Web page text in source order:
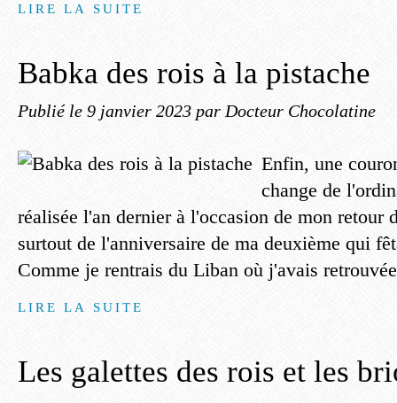
LIRE LA SUITE
Babka des rois à la pistache
Publié le 9 janvier 2023 par Docteur Chocolatine
Enfin, une
change de
réalisée l'an dernier à l'occasion de mon retour
surtout de l'anniversaire de ma deuxième qui
Comme je rentrais du Liban où j'avais
LIRE LA SUITE
Les galettes des rois et les